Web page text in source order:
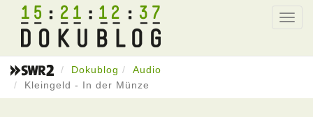
15 21 12 37
Dokublog
Audio
Kleingeld - In der Münze